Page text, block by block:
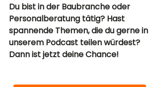
Du bist in der Baubranche oder
Personalberatung tätig? Hast
spannende Themen, die du gerne in
unserem Podcast teilen würdest?
Dann ist jetzt deine Chance!